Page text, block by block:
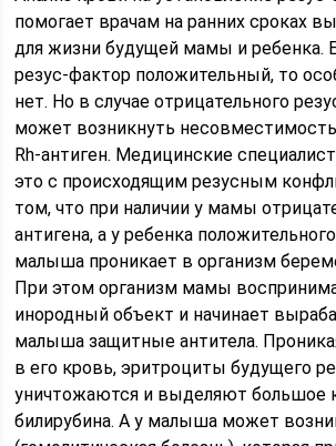
помогает врачам на ранних сроках
для жизни будущей мамы и ребенка.
резус-фактор положительный, то
нет. Но в случае отрицательного
может возникнуть
Rh-антиген. Медицинские
это с происходящим резусным
том, что при наличии у мамы
антигена, а у ребенка
малыша проникает в организм
При этом организм мамы
инородный объект и начинает
малыша защитные антитела.
в его кровь, эритроциты будущего
уничтожаются и выделяют большое
билирубина. А у малыша может